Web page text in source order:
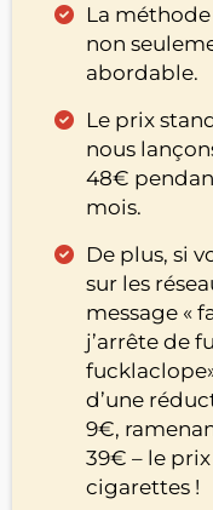
La
non
abordable.
Le prix
nous
48€
mois.
De plus, si
sur les
message «
j’arrête de
d’une
9€,
39€ – le
cigarettes !